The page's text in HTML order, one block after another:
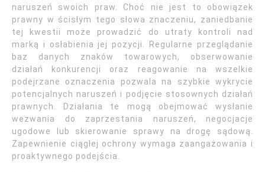
naruszeń swoich praw. Choć nie jest to obowiązek
prawny w ścisłym tego słowa znaczeniu, zaniedbanie
tej kwestii może prowadzić do utraty kontroli nad
marką i osłabienia jej pozycji. Regularne przeglądanie
baz danych znaków towarowych, obserwowanie
działań konkurencji oraz reagowanie na wszelkie
podejrzane oznaczenia pozwala na szybkie wykrycie
potencjalnych naruszeń i podjęcie stosownych działań
prawnych. Działania te mogą obejmować wysłanie
wezwania do zaprzestania naruszeń, negocjacje
ugodowe lub skierowanie sprawy na drogę sądową.
Zapewnienie ciągłej ochrony wymaga zaangażowania i
proaktywnego podejścia.